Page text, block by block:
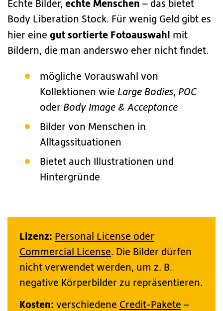
Echte Bilder, echte Menschen – das bietet
Body Liberation Stock. Für wenig Geld gibt es
hier eine gut sortierte Fotoauswahl
mit
Bildern, die man anderswo eher nicht findet.
mögliche Vorauswahl von
Kollektionen wie Large Bodies, POC
oder Body Image & Acceptance
Bilder von Menschen in
Alltagssituationen
Bietet auch Illustrationen und
Hintergründe
Lizenz: Personal License oder
Commercial License. Die Bilder dürfen
nicht verwendet werden, um z. B.
negative Körperbilder zu repräsentieren.
Kosten: verschiedene Credit-Pakete –